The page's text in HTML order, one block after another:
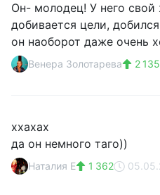
Он- молодец! У него свой
добивается цели,
он наоборот даже очень
Венера Золотарева 2 135
ххахах
да он немного таго))
Наталия E 1 362